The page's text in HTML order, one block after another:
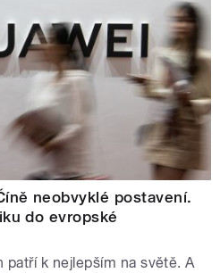
neobvyklé postavení.
do evropské
patří k nejlepším na světě. A